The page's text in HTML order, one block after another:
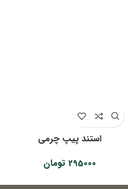
استند پیپ چرمی
295000 تومان